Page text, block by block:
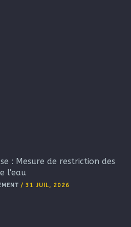
: Mesure de restriction des
l'eau
/ 31 JUIL, 2026